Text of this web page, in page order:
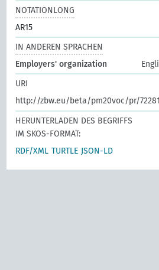
NOTATIONLONG
AR15
IN ANDEREN SPRACHEN
Employers' organization
URI
http://zbw.eu/beta/pm20voc/pr/72281
HERUNTERLADEN DES BEGRIFFS
IM SKOS-FORMAT:
RDF/XML TURTLE JSON-LD